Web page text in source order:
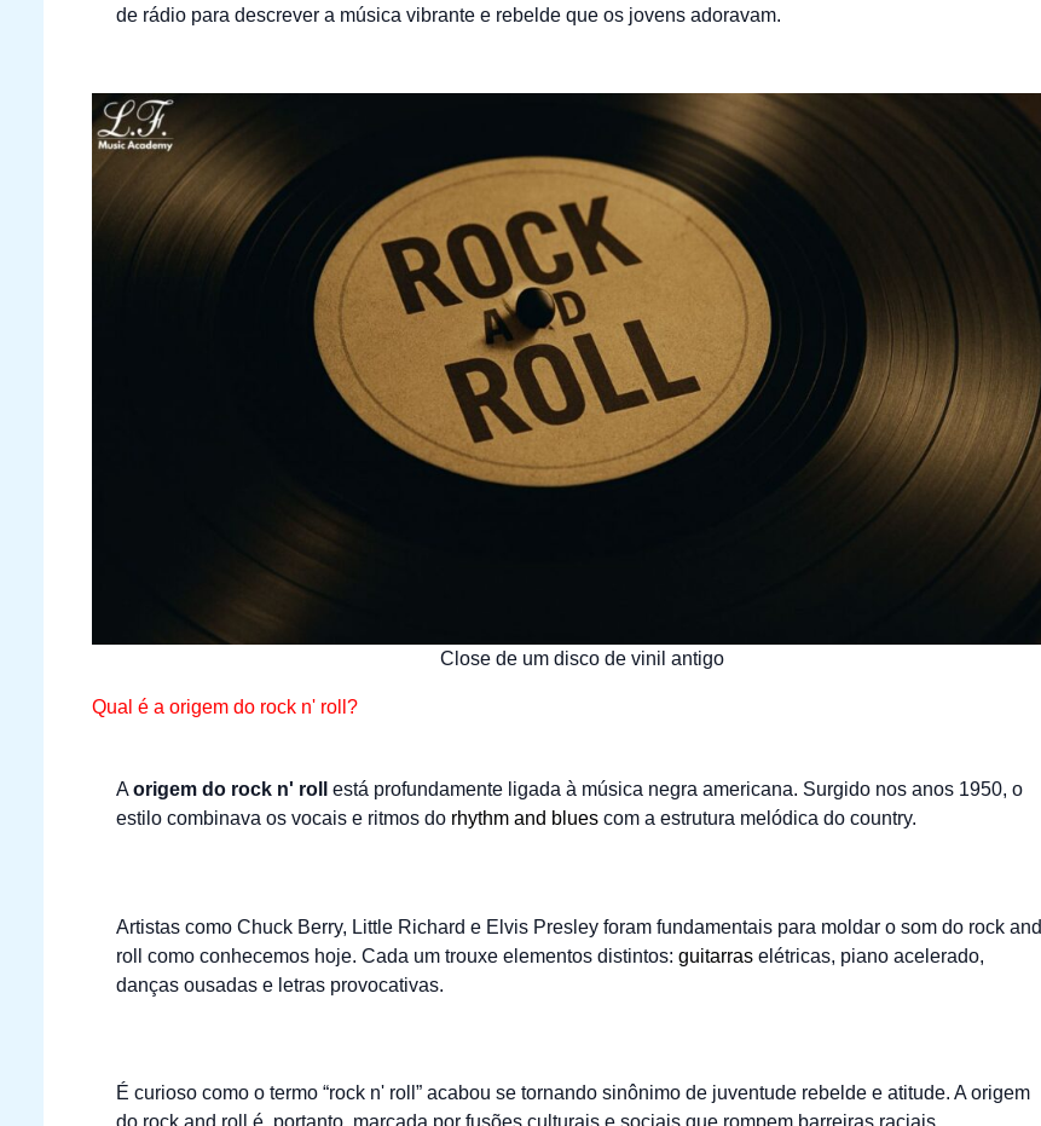
de rádio para descrever a música vibrante e rebelde que os jovens adoravam.
Close de um disco de vinil antigo
Qual é a origem do rock n' roll?
Aorigem do rock n' roll
está profundamente ligada à música negra americana. Surgido nos anos 1950, o
estilo combinava os vocais e ritmos do rhythm and blues com a estrutura melódica do country.
Artistas como Chuck Berry, Little Richard e Elvis Presley foram fundamentais para moldar o som do rock and
roll como conhecemos hoje. Cada um trouxe elementos distintos: guitarras elétricas, piano acelerado,
danças ousadas e letras provocativas.
É curioso como o termo “rock n' roll” acabou se tornando sinônimo de juventude rebelde e atitude. A origem